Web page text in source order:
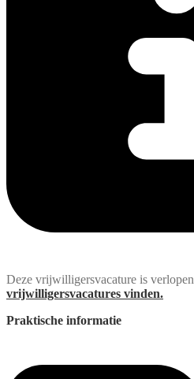
Deze vrijwilligersvacature is verlopen
vrijwilligersvacatures vinden.
Praktische informatie